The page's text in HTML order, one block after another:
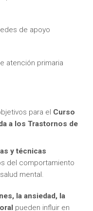
de apoyo
atención primaria
para el Curso
a los Trastornos de
y técnicas
del comportamiento
mental.
la ansiedad, la
pueden influir en